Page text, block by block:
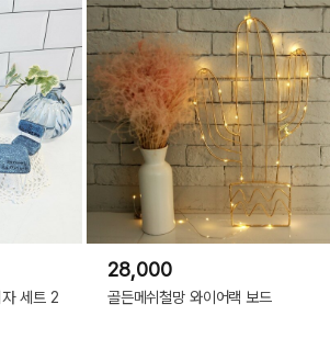
세트 2
28,000
골든메쉬철망 와이어랙 보드